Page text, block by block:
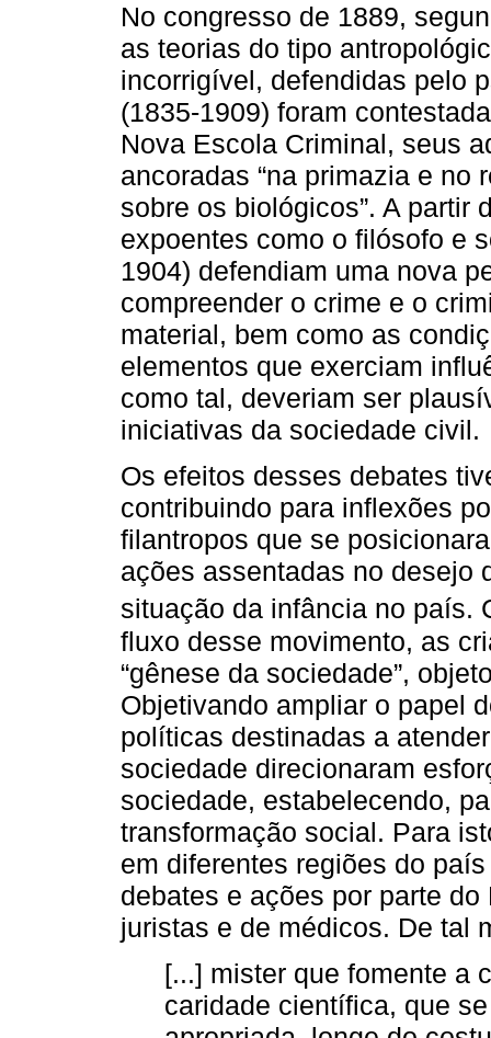
No congresso de 1889,
as teorias do tipo
incorrigível, defendidas pelo
(1835-1909) foram
Nova Escola Criminal, seus
ancoradas “na primazia e no
sobre os biológicos”. A partir
expoentes como o filósofo e
1904) defendiam uma nova
compreender o crime e o
material, bem como as
elementos que exerciam
como tal, deveriam ser
iniciativas da sociedade civil.
Os efeitos desses debates
contribuindo para inflexões
filantropos que se
ações assentadas no desejo
situação da infância no país.
fluxo desse movimento, as
“gênese da sociedade”,
Objetivando ampliar o papel
políticas destinadas a
sociedade direcionaram
sociedade, estabelecendo,
transformação social. Para
em diferentes regiões do
debates e ações por parte
juristas e de médicos. De tal
[...] mister que fomente a
caridade científica, que